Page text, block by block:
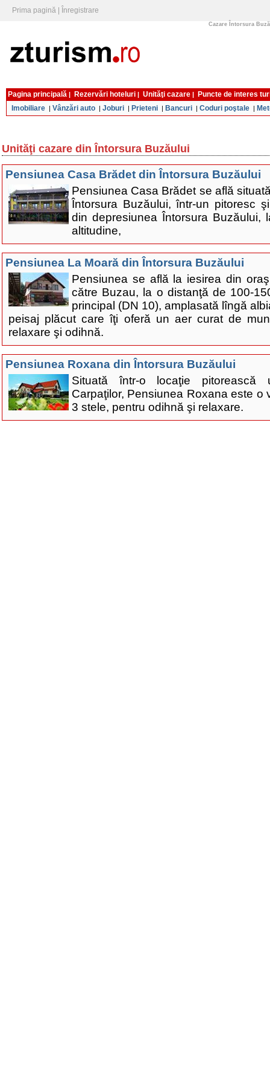
Prima pagină Înregistrare
Cazare Întorsura
Pagina principală | Rezervări hoteluri | Unităţi cazare |
Puncte de interes
Imobiliare | Vânzări auto | Joburi | Prieteni | Bancuri | Coduri poştale |
Unităţi cazare din Întorsura Buzăului
Pensiunea Casa Brădet din Întorsura Buzăului
Pensiunea Casa Brădet se află
Întorsura Buzăului, într-un pitoresc
din depresiunea Întorsura Buzăului,
altitudine,
Pensiunea La Moară din Întorsura Buzăului
Pensiunea se află la iesirea din
către Buzau, la o distanţă de 100-
principal (DN 10), amplasată lîngă
peisaj plăcut care îţi oferă un aer curat de
relaxare şi odihnă.
Pensiunea Roxana din Întorsura Buzăului
Situată într-o locaţie pitorească
Carpaţilor, Pensiunea Roxana este o
3 stele, pentru odihnă şi relaxare.